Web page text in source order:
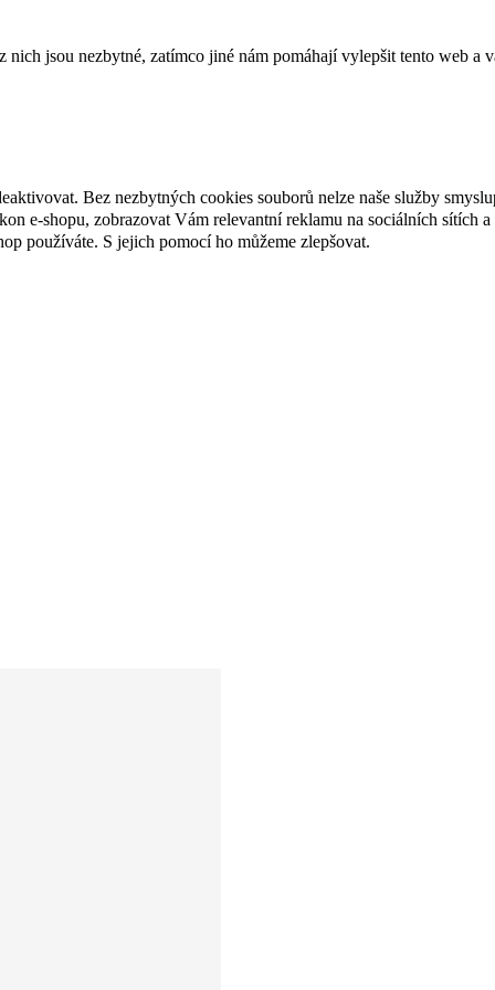
jsou nezbytné, zatímco jiné nám pomáhají vylepšit tento web a
Bez nezbytných cookies souborů nelze naše služby
e-shopu, zobrazovat Vám relevantní reklamu na sociálních sítích
používáte. S jejich pomocí ho můžeme zlepšovat.